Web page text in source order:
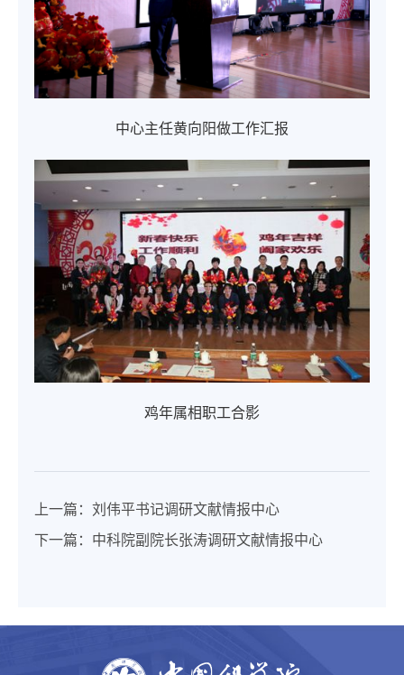
中心主任黄向阳做工作汇报
鸡年属相职工合影
上一篇： 刘伟平书记调研文献情报中心
下一篇： 中科院副院长张涛调研文献情报中心